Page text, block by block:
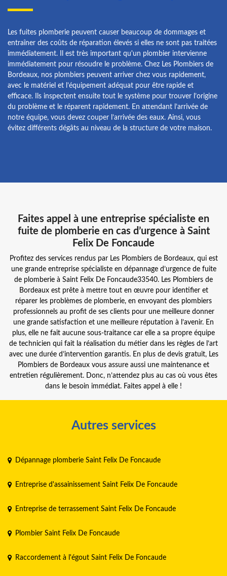
Les fuites plomberie peuvent causer beaucoup de dommages et
entraîner des coûts de réparation élevés si elles ne sont pas traitées
immédiatement. Il est très important qu'un plombier intervienne
immédiatement pour résoudre le problème. Chez Les Plombiers de
Bordeaux, nos plombiers peuvent arriver chez vous rapidement,
avec le matériel et l’équipement adéquat pour être rapide et
efficace. Ils inspectent ensuite tout le système pour trouver l’origine
du problème et le réparent rapidement. En attendant l’arrivée de
notre équipe, vous devez couper l’arrivée des eaux. Ainsi, vous
évitez différents dégâts au niveau de la structure de votre maison.
Faites appel à une entreprise spécialiste en
fuite de plomberie en cas d’urgence à Saint
Felix De Foncaude
Profitez des services rendus par Les Plombiers de Bordeaux, qui est
une grande entreprise spécialiste en dépannage d’urgence de fuite
de plomberie à Saint Felix De Foncaude33540. Les Plombiers de
Bordeaux est prête à mettre tout en œuvre pour identifier et
réparer les problèmes de plomberie, en envoyant des plombiers
professionnels au profit de ses clients pour une meilleure donner
une grande satisfaction et une meilleure réputation à l’avenir. En
plus, elle ne fait aucune sous-traitance car elle a sa propre équipe
de technicien qui fait la réalisation du métier dans les règles de l’art
avec une durée d’intervention garantis. En plus de devis gratuit, Les
Plombiers de Bordeaux vous assure aussi une maintenance et
entretien régulièrement. Donc, n’attendez plus au cas où vous êtes
dans le besoin immédiat. Faites appel à elle !
Autres services
Dépannage plomberie Saint Felix De Foncaude
Entreprise d'assainissement Saint Felix De Foncaude
Entreprise de terrassement Saint Felix De Foncaude
Plombier Saint Felix De Foncaude
Raccordement à l'égout Saint Felix De Foncaude